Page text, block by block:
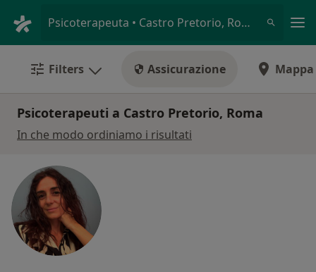
Psicoterapeuta • Castro Pretorio, Roma, RM
Filters Assicurazione Mappa
Psicoterapeuti a Castro Pretorio, Roma
In che modo ordiniamo i risultati